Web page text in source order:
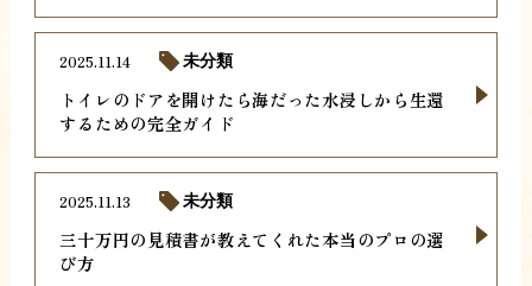
トイレのドアを開けたら海だった水浸しから生還
するための完全ガイド
2025.11.14 未分類
三十万円の見積書が教えてくれた本当のプロの選
び方
2025.11.13 未分類